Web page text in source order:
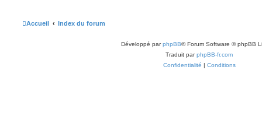
Accueil Index du forum
Développé parphpBB® Forum Software © phpBB
Traduit parphpBB-fr.com
Confidentialité | Conditions